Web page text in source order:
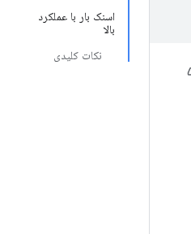
اسنک بار با عملکرد
بالا
نکات کلیدی